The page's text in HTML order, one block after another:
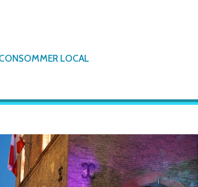
LOCAL